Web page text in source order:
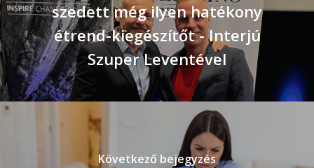
szedett még ilyen hatékony
étrend-kiegészítőt - Interjú
Szuper Leventével
Következő bejegyzés